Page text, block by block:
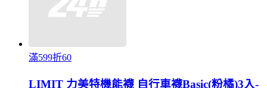
滿599折60
LIMIT 力美特機能襪 自行車襪Basic(粉橘)3入-